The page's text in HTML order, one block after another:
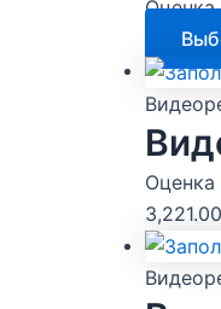
Оценка
Оценка
3,221.00